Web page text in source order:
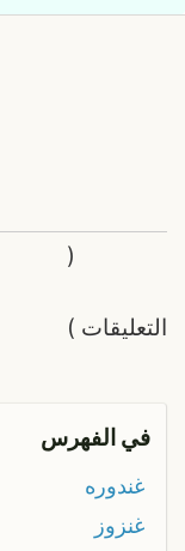
التعليقات
(
)
في الفهرس
غندوره
غنزوز